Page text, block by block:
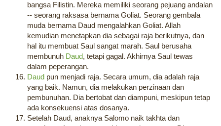
bangsa Filistin. Mereka memiliki seorang pejuang andalan
-- seorang raksasa bernama Goliat. Seorang gembala
muda bernama Daud mengalahkan Goliat. Allah
kemudian menetapkan dia sebagai raja berikutnya, dan
hal itu membuat Saul sangat marah. Saul berusaha
membunuh Daud, tetapi gagal. Akhirnya Saul tewas
dalam peperangan.
Daud pun menjadi raja. Secara umum, dia adalah raja
yang baik. Namun, dia melakukan perzinaan dan
pembunuhan. Dia bertobat dan diampuni, meskipun tetap
ada konsekuensi atas dosanya.
Setelah Daud, anaknya Salomo naik takhta dan